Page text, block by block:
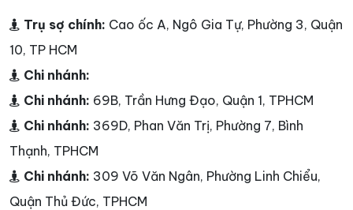
Trụ sợ chính: Cao ốc A, Ngô Gia Tự, Phường 3, Quận
10, TP HCM
Chi nhánh:
Chi nhánh: 69B, Trần Hưng Đạo, Quận 1, TPHCM
Chi nhánh: 369D, Phan Văn Trị, Phường 7, Bình
Thạnh, TPHCM
Chi nhánh: 309 Võ Văn Ngân, Phường Linh Chiểu,
Quận Thủ Đức, TPHCM